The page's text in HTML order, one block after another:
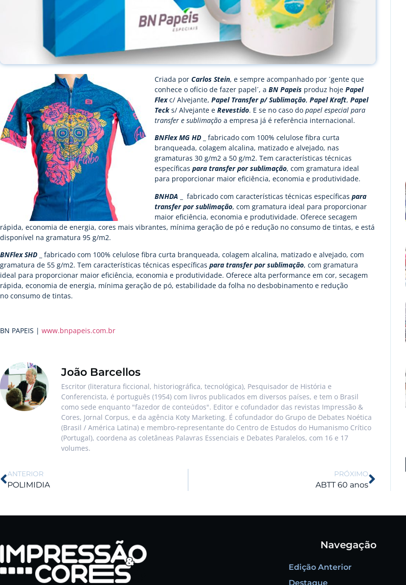
Criada por Carlos Stein, e sempre acompanhado por ´gente que
conhece o ofício de fazer papel´, a BN Papeis produz hoje Papel
Flexc/ Alvejante, Papel Transfer p/ Sublimação, Papel Kraft, Papel
Tecks/ Alvejante e Revestido. E se no caso do papel especial para
transfer e sublimação a empresa já é referência internacional.
BNFlex MG HD _ fabricado com 100% celulose fibra curta
branqueada, colagem alcalina, matizado e alvejado, nas
gramaturas 30 g/m2 a 50 g/m2. Tem características técnicas
específicas para transfer por sublimação, com gramatura ideal
para proporcionar maior eficiência, economia e produtividade.
BNHDA
_ fabricado com características técnicas específicas para
transfer por sublimação, com gramatura ideal para proporcionar
maior eficiência, economia e produtividade. Oferece secagem
rápida, economia de energia, cores mais vibrantes, mínima geração de pó e redução no consumo de tintas, e está
disponível na gramatura 95 g/m2.
BNFlex SHD _ fabricado com 100% celulose fibra curta branqueada, colagem alcalina, matizado e alvejado, com
gramatura de 55 g/m2. Tem características técnicas específicas para transfer por sublimação, com gramatura
ideal para proporcionar maior eficiência, economia e produtividade. Oferece alta performance em cor, secagem
rápida, economia de energia, mínima geração de pó, estabilidade da folha no desbobinamento e redução
no consumo de tintas.
BN PAPEIS | www.bnpapeis.com.br
João Barcellos
Escritor (literatura ficcional, historiográfica, tecnológica), Pesquisador de História e
Conferencista, é português (1954) com livros publicados em diversos países, e tem o Brasil
como sede enquanto "fazedor de conteúdos". Editor e cofundador das revistas Impressão &
Cores, Jornal Corpus, e da agência Koty Marketing. É cofundador do Grupo de Debates Noética
(Brasil / América Latina) e membro-representante do Centro de Estudos do Humanismo Crítico
(Portugal), coordena as coletâneas Palavras Essenciais e Debates Paralelos, com 16 e 17
volumes.
ANTERIOR
POLIMIDIA
PRÓXIMO
ABTT 60 anos
Navegação
Edição Anterior
Destaque